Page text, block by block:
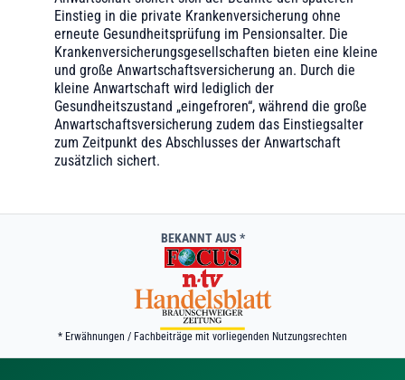
Einstieg in die private Krankenversicherung ohne
erneute Gesundheitsprüfung im Pensionsalter. Die
Krankenversicherungsgesellschaften bieten eine kleine
und große Anwartschaftsversicherung an. Durch die
kleine Anwartschaft wird lediglich der
Gesundheitszustand „eingefroren“, während die große
Anwartschaftsversicherung zudem das Einstiegsalter
zum Zeitpunkt des Abschlusses der Anwartschaft
zusätzlich sichert.
BEKANNT AUS *
* Erwähnungen / Fachbeiträge mit vorliegenden Nutzungsrechten